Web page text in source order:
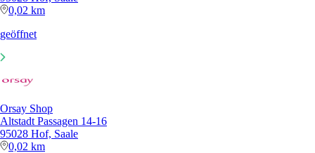
0,02 km
geöffnet
Orsay Shop
Altstadt Passagen 14-16
95028 Hof, Saale
0,02 km